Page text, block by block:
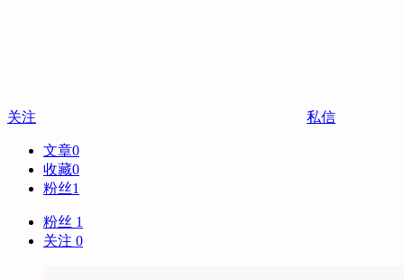
关注 私信
文章0
收藏0
粉丝1
粉丝 1
关注 0